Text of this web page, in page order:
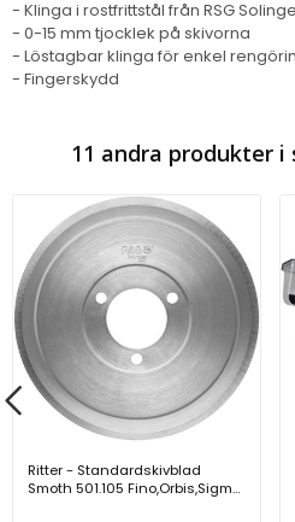
- Klinga i rostfrittstål från RSG
- 0-15 mm tjocklek på skivorna
- Löstagbar klinga för enkel
- Fingerskydd
11 andra produkter i
Ritter - Standardskivblad
Smoth 501.105 Fino,Orbis,Sigma